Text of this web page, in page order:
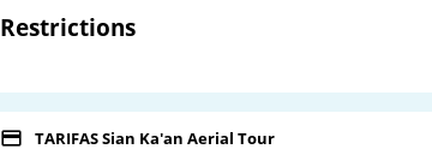
Restrictions
TARIFAS Sian Ka'an Aerial Tour